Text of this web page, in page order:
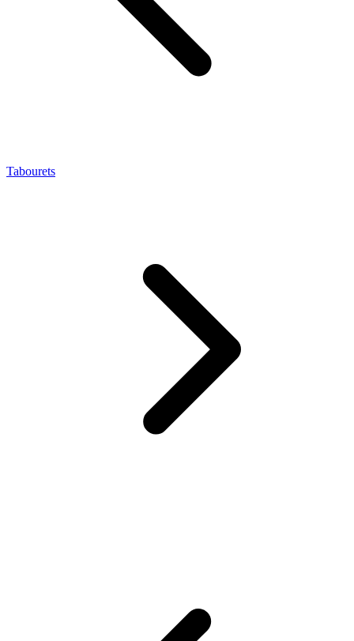
Tabourets